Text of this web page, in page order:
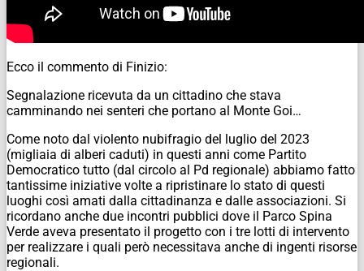
Ecco il commento di Finizio:
Segnalazione ricevuta da un cittadino che stava
camminando nei senteri che portano al Monte Goi…
Come noto dal violento nubifragio del luglio del 2023
(migliaia di alberi caduti) in questi anni come Partito
Democratico tutto (dal circolo al Pd regionale) abbiamo fatto
tantissime iniziative volte a ripristinare lo stato di questi
luoghi così amati dalla cittadinanza e dalle associazioni. Si
ricordano anche due incontri pubblici dove il Parco Spina
Verde aveva presentato il progetto con i tre lotti di intervento
per realizzare i quali però necessitava anche di ingenti risorse
regionali.